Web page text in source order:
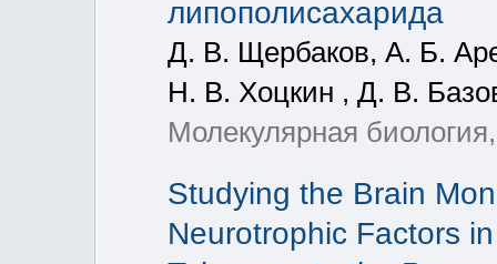
липополисахарида
Д. В. Щербаков, А. Б.
Н. В. Хоцкин , Д. В.
Молекулярная
Studying the Brain
Neurotrophic Factors